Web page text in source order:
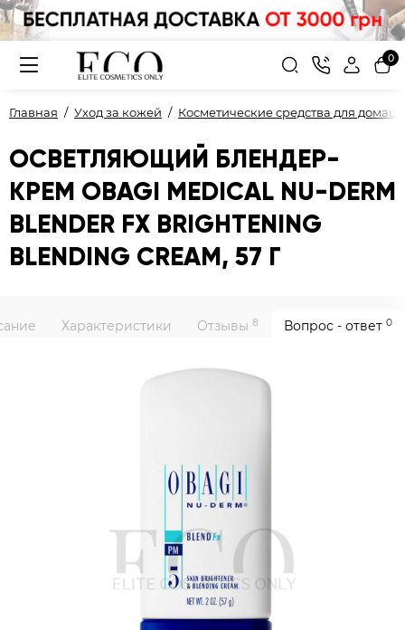
0
Главная Уход за кожей Косметические средства для
ОСВЕТЛЯЮЩИЙ БЛЕНДЕР-
КРЕМ OBAGI MEDICAL NU-DERM
BLENDER FX BRIGHTENING
BLENDING CREAM, 57 Г
Характеристики Отзывы 8 Вопрос - ответ 0